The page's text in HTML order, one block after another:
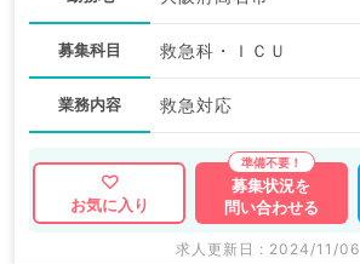
募集科目 救急科・ＩＣＵ
業務内容 救急対応
お気に入り
募集状況を
問い合わせる
求人更新日 : 2024/11/06